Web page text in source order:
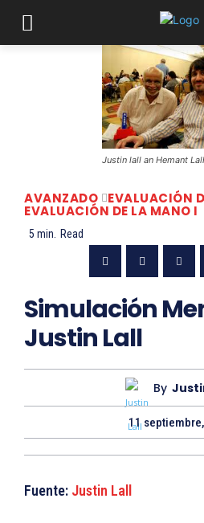
Justin lall an Hemant Lall
AVANZADO EVALUACIÓN
EVALUACIÓN DE LA MANO I
5 min. Read
Simulación
Justin Lall
By
11
Fuente: Justin Lall